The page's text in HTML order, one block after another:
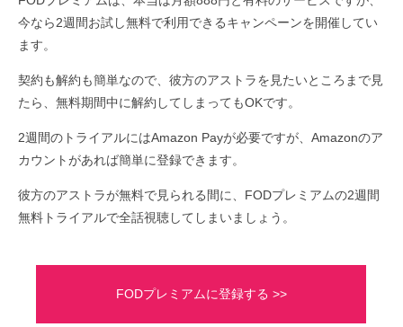
今なら2週間お試し無料で利用できるキャンペーンを開催してい
ます。
契約も解約も簡単なので、彼方のアストラを見たいところまで見
たら、無料期間中に解約してしまってもOKです。
2週間のトライアルにはAmazon Payが必要ですが、Amazonのア
カウントがあれば簡単に登録できます。
彼方のアストラが無料で見られる間に、FODプレミアムの2週間
無料トライアルで全話視聴してしまいましょう。
FODプレミアムに登録する >>